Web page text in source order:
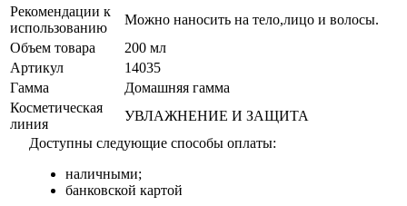
Рекомендации к
использованию
Можно наносить на тело,лицо и волосы.
Объем товара
200 мл
Артикул
14035
Гамма
Домашняя гамма
Косметическая
линия
УВЛАЖНЕНИЕ И ЗАЩИТА
Доступны следующие способы оплаты:
наличными;
банковской картой